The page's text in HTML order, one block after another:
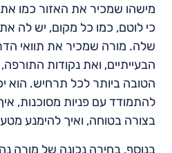
מישהו שמכיר את האזור כמו
כי לוטם, כמו כל מקום, יש לה
שלה. מורה שמכיר את תוואי
הבעייתיים, ואת נקודות
הטובה ביותר לכל תרחיש. הוא
להתמודד עם פניות מסוכנות,
בצורה בטוחה, ואיך להימנע
בנוסף, בחירה נכונה של מורה